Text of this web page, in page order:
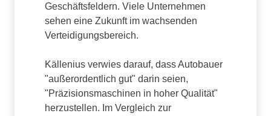
Geschäftsfeldern. Viele Unternehmen
sehen eine Zukunft im wachsenden
Verteidigungsbereich.
Källenius verwies darauf, dass Autobauer
"außerordentlich gut" darin seien,
"Präzisionsmaschinen in hoher Qualität"
herzustellen. Im Vergleich zur